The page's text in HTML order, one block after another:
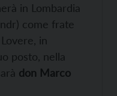
in Lombardia
come frate
in
posto, nella
don Marco